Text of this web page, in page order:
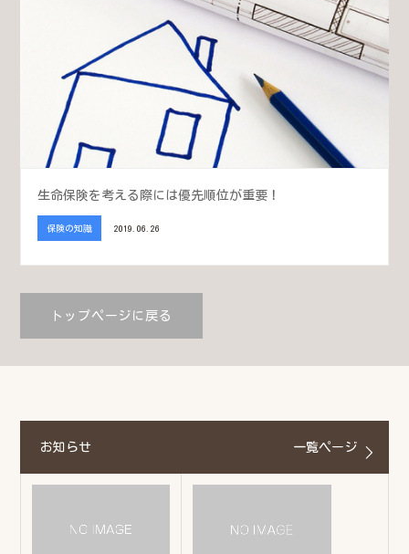
生命保険を考える際には優先順位が重要！
保険の知識 2019.06.26
トップページに戻る
お知らせ 一覧ページ